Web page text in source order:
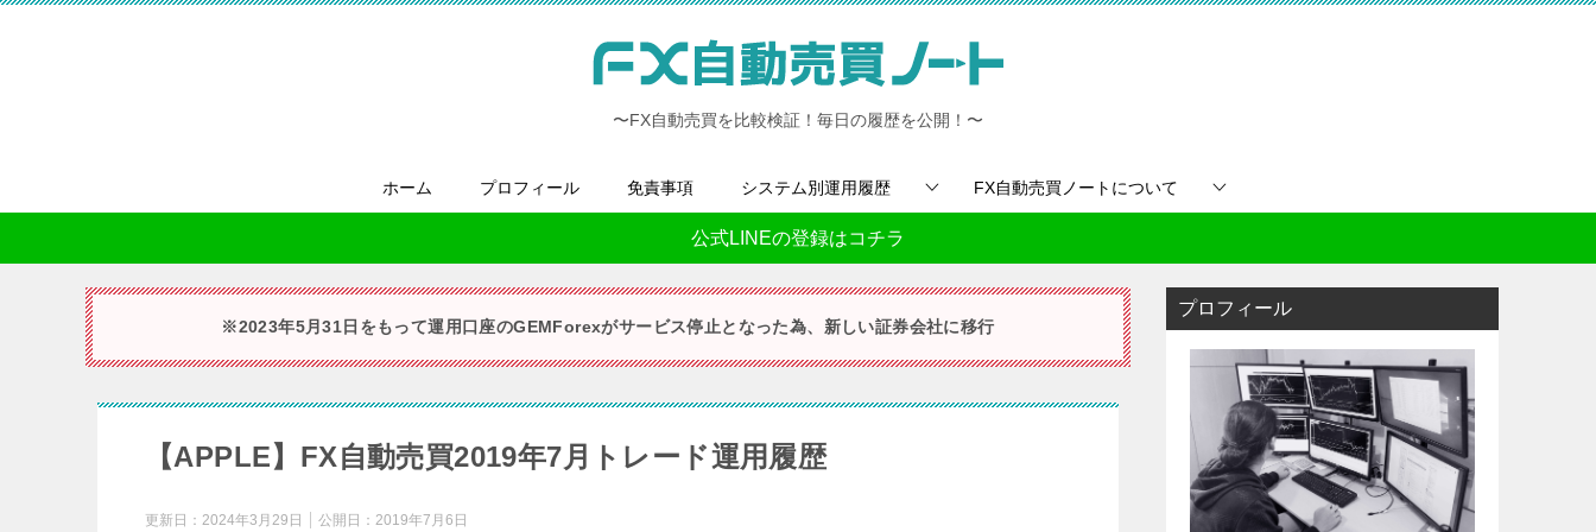
〜FX自動売買を比較検証！毎日の履歴を公開！〜
ホーム プロフィール 免責事項 システム別運用履歴 FX自動売買ノートについて
公式LINEの登録はコチラ
※2023年5月31日をもって運用口座のGEMForexがサービス停止となった為、新しい証券会社に移行
【APPLE】FX自動売買2019年7月トレード運用履歴
更新日： 2024年3月29日 公開日： 2019年7月6日
プロフィール